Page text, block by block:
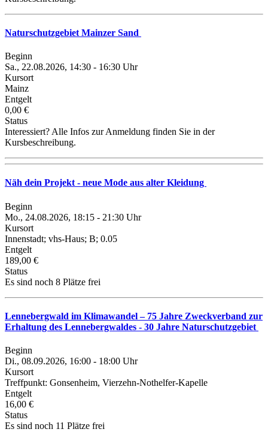
Naturschutzgebiet Mainzer Sand
Beginn
Sa., 22.08.2026, 14:30 - 16:30 Uhr
Kursort
Mainz
Entgelt
0,00 €
Status
Interessiert? Alle Infos zur Anmeldung finden Sie in der
Kursbeschreibung.
Näh dein Projekt - neue Mode aus alter Kleidung
Beginn
Mo., 24.08.2026, 18:15 - 21:30 Uhr
Kursort
Innenstadt; vhs-Haus; B; 0.05
Entgelt
189,00 €
Status
Es sind noch 8 Plätze frei
Lennebergwald im Klimawandel – 75 Jahre Zweckverband zur
Erhaltung des Lennebergwaldes - 30 Jahre Naturschutzgebiet
Beginn
Di., 08.09.2026, 16:00 - 18:00 Uhr
Kursort
Treffpunkt: Gonsenheim, Vierzehn-Nothelfer-Kapelle
Entgelt
16,00 €
Status
Es sind noch 11 Plätze frei